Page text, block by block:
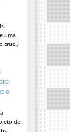
uma
cruel,
e
de